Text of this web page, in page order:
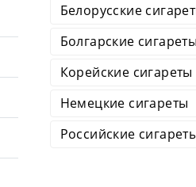
Белорусские
Болгарские сигареты
Корейские сигареты
Немецкие сигареты
Российские